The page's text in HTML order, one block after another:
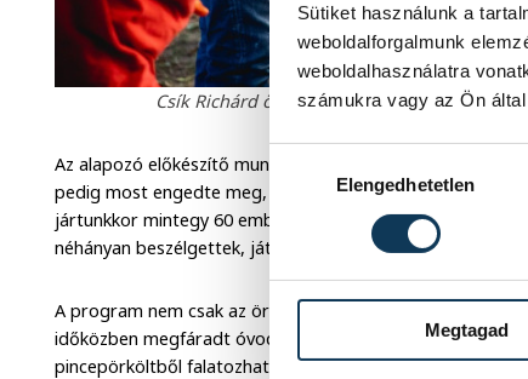
Sütiket használunk a
weboldalforgalmunk
weboldalhasználatra
számukra vagy az Ön
Elengedhetetlen
Megtagad
Csík Richárd önkormányzati képviselő
Az alapozó előkészítő munkálatokat a VKSZ Zrt. még
pedig most engedte meg, hogy a szülőket és környékbeli
jártunkkor mintegy 60 ember festette gyermekeivel az
néhányan beszélgettek, játszottak.
A program nem csak az örömteli munkából állt, hisz a
időközben megfáradt óvodásoknak. Aki megéhezett, az
pincepörköltből falatozhatott a program végén.